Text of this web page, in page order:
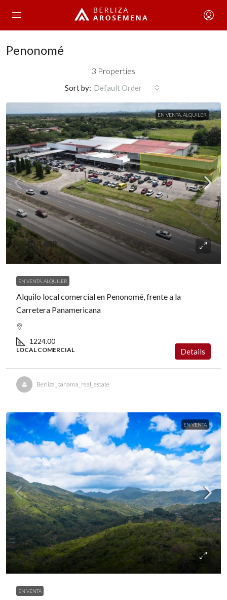
Penonomé
3 Properties
Sort by: Default Order
EN VENTA, ALQUILER
US$14,688
US$14,688
EN VENTA, ALQUILER
Alquilo local comercial en Penonomé, frente a la
Carretera Panamericana
1224.00
LOCAL COMERCIAL Details
Berliza_panama_real_estate
EN VENTA
US$360,000
EN VENTA